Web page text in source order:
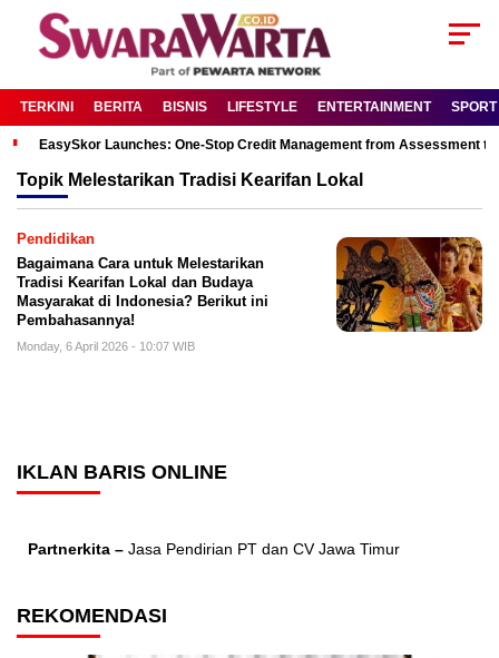
TERKINI BERITA BISNIS LIFESTYLE ENTERTAINMENT SPORT
EasySkor Launches: One-Stop Credit Management from Assessment
Topik Melestarikan Tradisi Kearifan Lokal
Pendidikan
Bagaimana Cara untuk Melestarikan
Tradisi Kearifan Lokal dan Budaya
Masyarakat di Indonesia? Berikut ini
Pembahasannya!
Monday, 6 April 2026 - 10:07 WIB
IKLAN BARIS ONLINE
Partnerkita – Jasa Pendirian PT dan CV Jawa Timur
REKOMENDASI